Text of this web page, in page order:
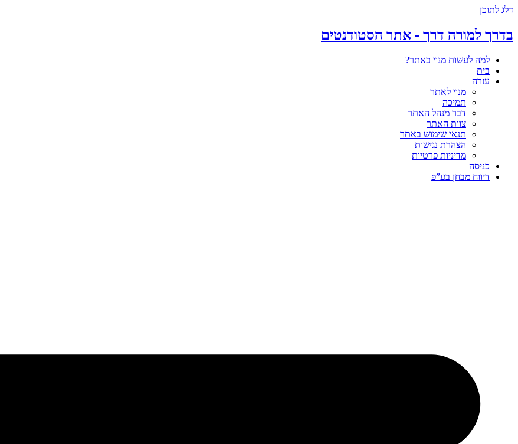
דלג לתוכן
בדרך למורה דרך - אתר הסטודנטים
למה לעשות מנוי באתר?
בית
עזרה
מנוי לאתר
תמיכה
דבר מנהל האתר
צוות האתר
תנאי שימוש באתר
הצהרת נגישות
מדיניות פרטיות
כניסה
דיווח מבחן בע”פ